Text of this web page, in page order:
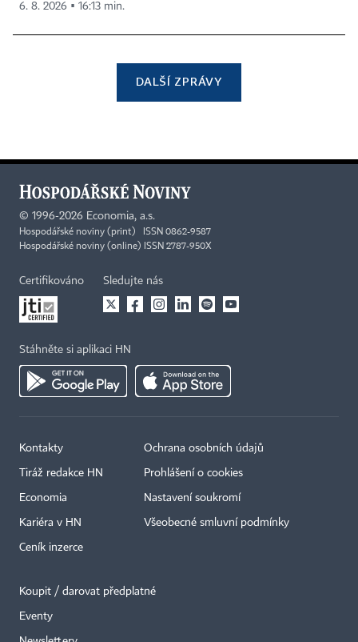
6. 8. 2026 ▪ 16:13 min.
DALŠÍ ZPRÁVY
© 1996-2026 Economia, a.s.
Hospodářské noviny (print) ISSN 0862-9587
Hospodářské noviny (online) ISSN 2787-950X
Certifikováno Sledujte nás
Stáhněte si aplikaci HN
Kontakty
Tiráž redakce HN
Economia
Kariéra v HN
Ceník inzerce
Ochrana osobních údajů
Prohlášení o cookies
Nastavení soukromí
Všeobecné smluvní podmínky
Koupit / darovat předplatné
Eventy